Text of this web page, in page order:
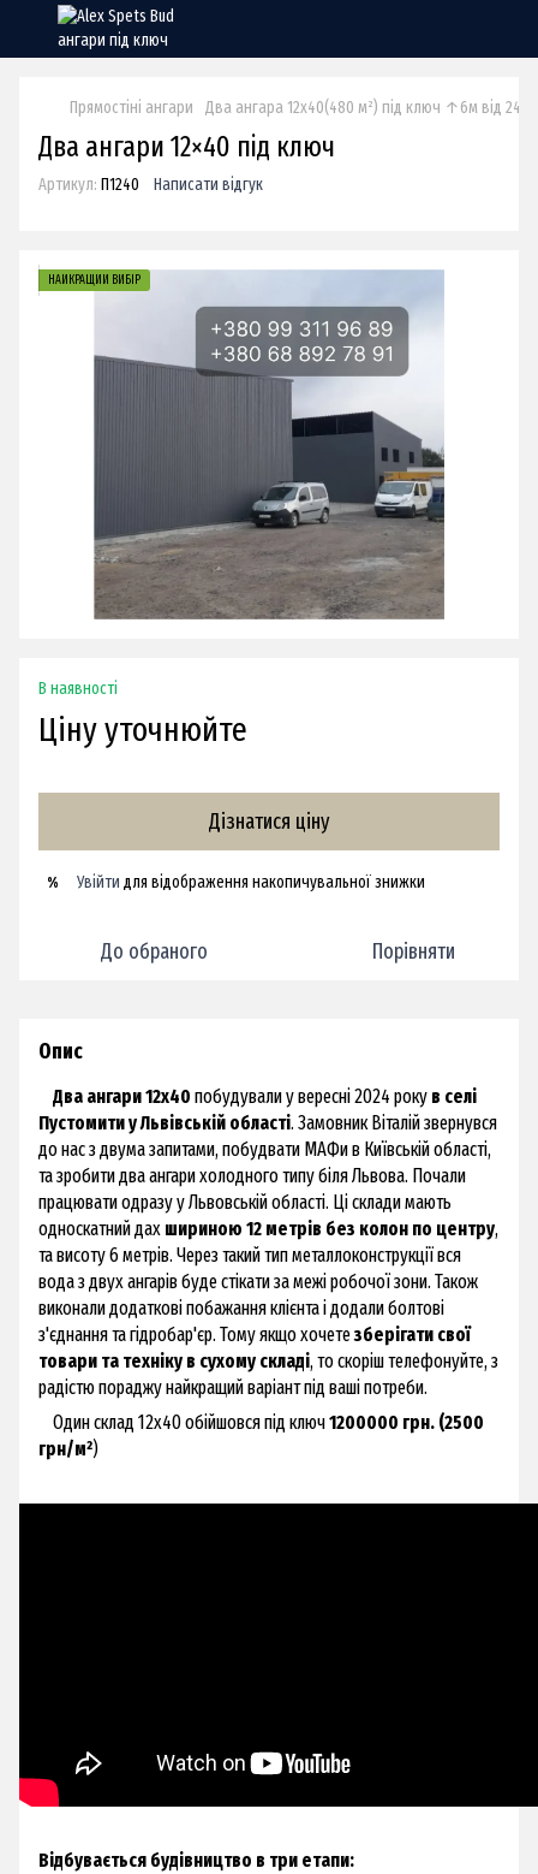
Прямостіні ангари Два ангара 12х40(480 м²) під ключ ↑6м від
Два ангари 12×40 під ключ
Артикул: П1240 Написати відгук
НАЙКРАЩИЙ ВИБІР
В наявності
Ціну уточнюйте
Дізнатися ціну
% Увійти для відображення накопичувальної знижки
До обраного Порівняти
Опис
Два ангари 12х40 побудували у вересні 2024 року в селі
Пустомити у Львівській області. Замовник Віталій звернувся
до нас з двума запитами, побудвати МАФи в Київській області,
та зробити два ангари холодного типу біля Львова. Почали
працювати одразу у Львовській області. Ці склади мають
односкатний дах шириною 12 метрів без колон по центру,
та висоту 6 метрів. Через такий тип металлоконструкції вся
вода з двух ангарів буде стікати за межі робочої зони. Також
виконали додаткові побажання клієнта і додали болтові
з'єднання та гідробар'єр. Тому якщо хочетезберігати свої
товари та техніку в сухому складі, то скоріш телефонуйте, з
радістю пораджу найкращий варіант під ваші потреби.
Один склад 12х40 обійшовся під ключ1200000 грн. (2500
грн/м²)
Відбувається будівництво в три етапи: